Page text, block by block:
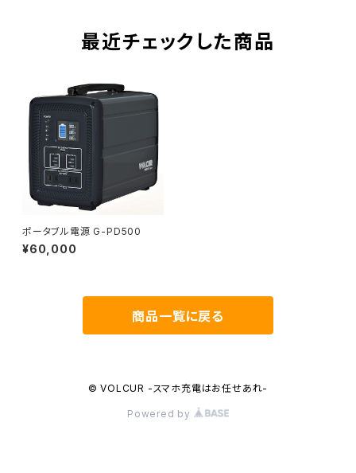
最近チェックした商品
ポータブル電源 G-PD500
¥60,000
商品一覧に戻る
© VOLCUR -スマホ充電はお任せあれ-
Powered by